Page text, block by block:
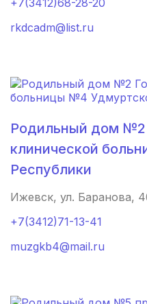
+7(3412)68-28-20
rkdсаdm@list.ru
Родильный дом №2
клинической
Республики
Ижевск, ул. Баранова,
+7(3412)71-13-41
muzgkb4@mail.ru
Мирный(1 роддом)
Бутурлиновка (1
(1 роддом)
Гурьевск(1
Ужур(1 роддом)
Сертолово(1